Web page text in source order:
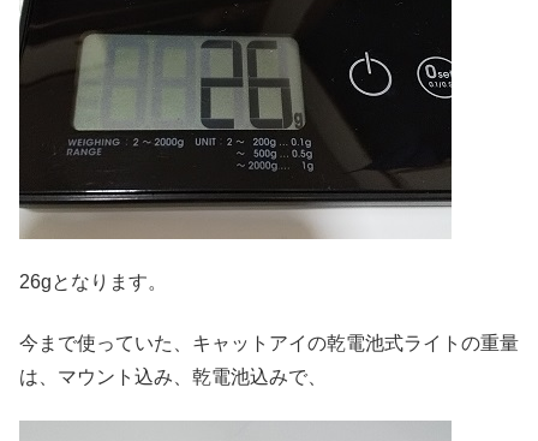
26gとなります。
今まで使っていた、キャットアイの乾電池式ライトの重量
は、マウント込み、乾電池込みで、